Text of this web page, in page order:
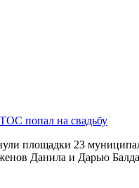
попал на свадьбу
площадки 23
Данила и Дарью